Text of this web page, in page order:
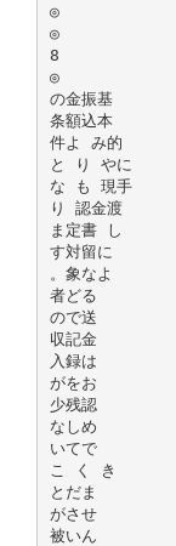
◎
◎
8
◎
の金振基
条額込本
件よ み的
と り やに
な も 現手
り 認金渡
ま定書 し
す対留に
。象なよ
者どる
ので送
収記金
入録は
がをお
少残認
なしめ
いてで
こ く き
とだま
がさせ
被いん